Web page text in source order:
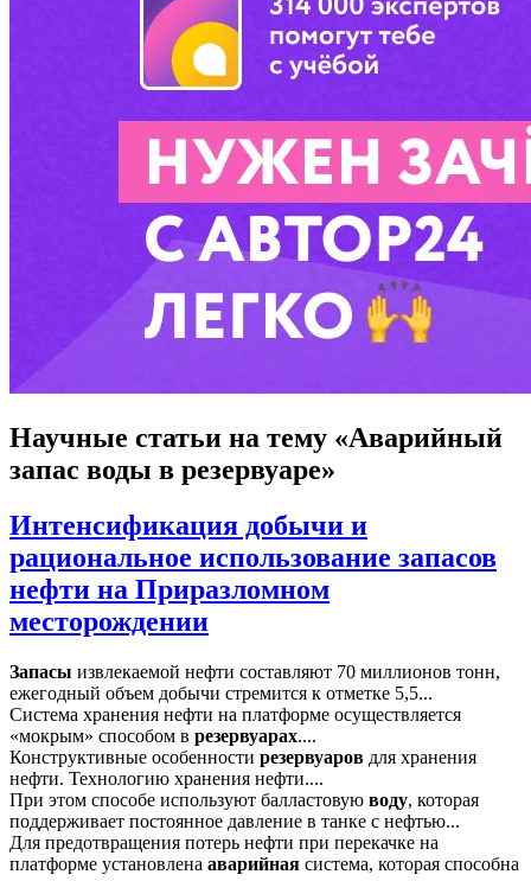
Научные статьи на тему «Аварийный
запас воды в резервуаре»
Интенсификация добычи и
рациональное использование запасов
нефти на Приразломном
месторождении
Запасы извлекаемой нефти составляют 70 миллионов тонн,
ежегодный объем добычи стремится к отметке 5,5...
Система хранения нефти на платформе осуществляется
«мокрым» способом в резервуарах....
Конструктивные особенности резервуаров для хранения
нефти. Технологию хранения нефти....
При этом способе используют балластовую воду, которая
поддерживает постоянное давление в танке с нефтью...
Для предотвращения потерь нефти при перекачке на
платформе установлена аварийная система, которая способна